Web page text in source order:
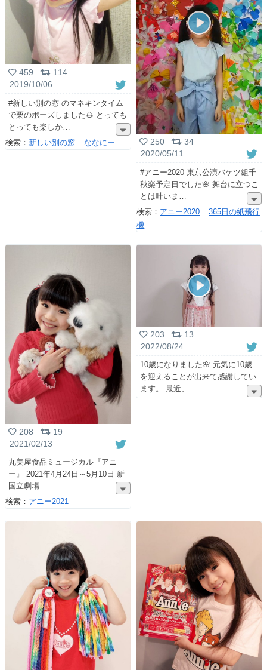
459
114
2019/10/06
#新しい別の窓 のマネキンタイム
で栗のポーズしました🌰 とっても
とっても楽しか
検索： 新しい別の窓 ななにー 250
34
2020/05/11
#アニー2020 東京公演バケツ組千
秋楽予定日でした🌸 舞台に立つこ
とは叶いま
検索： アニー2020
365日の紙飛行
機
208
19
2021/02/13
丸美屋食品ミュージカル『アニ
ー』 2021年4月24日～5月10日 新
国立劇場
検索： アニー2021
203
13
2022/08/24
10歳になりました🌸 元気に10歳
を迎えることが出来て感謝してい
ます。 最近、